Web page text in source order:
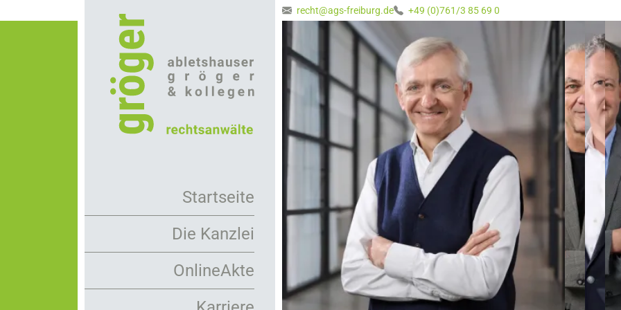
zum
recht@ags-freiburg.de +49 (0)761/3 85 69 0
Startseite
Die Kanzlei
Arbeitsweise
Mandanten
OnlineAkte